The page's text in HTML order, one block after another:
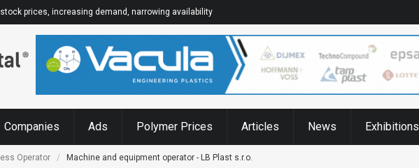
prices, increasing demand, narrowing availability
Companies Ads Polymer Prices Articles News Exhibitions
Operator Machine and equipment operator - LB Plast s.r.o.